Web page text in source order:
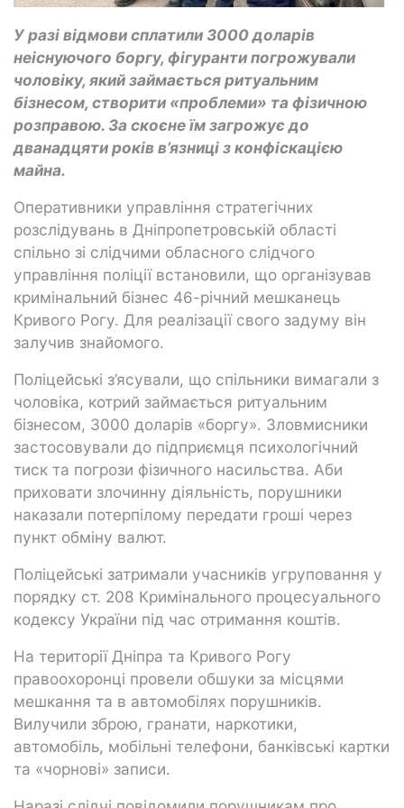
У разі відмови сплатили 3000 доларів
неіснуючого боргу, фігуранти погрожували
чоловіку, який займається ритуальним
бізнесом, створити «проблеми» та фізичною
розправою. За скоєне їм загрожує до
дванадцяти років в’язниці з конфіскацією
майна.
Оперативники управління стратегічних
розслідувань в Дніпропетровській області
спільно зі слідчими обласного слідчого
управління поліції встановили, що організував
кримінальний бізнес 46-річний мешканець
Кривого Рогу. Для реалізації свого задуму він
залучив знайомого.
Поліцейські з’ясували, що спільники вимагали з
чоловіка, котрий займається ритуальним
бізнесом, 3000 доларів «боргу». Зловмисники
застосовували до підприємця психологічний
тиск та погрози фізичного насильства. Аби
приховати злочинну діяльність, порушники
наказали потерпілому передати гроші через
пункт обміну валют.
Поліцейські затримали учасників угруповання у
порядку ст. 208 Кримінального процесуального
кодексу України під час отримання коштів.
На території Дніпра та Кривого Рогу
правоохоронці провели обшуки за місцями
мешкання та в автомобілях порушників.
Вилучили зброю, гранати, наркотики,
автомобіль, мобільні телефони, банківські картки
та «чорнові» записи.